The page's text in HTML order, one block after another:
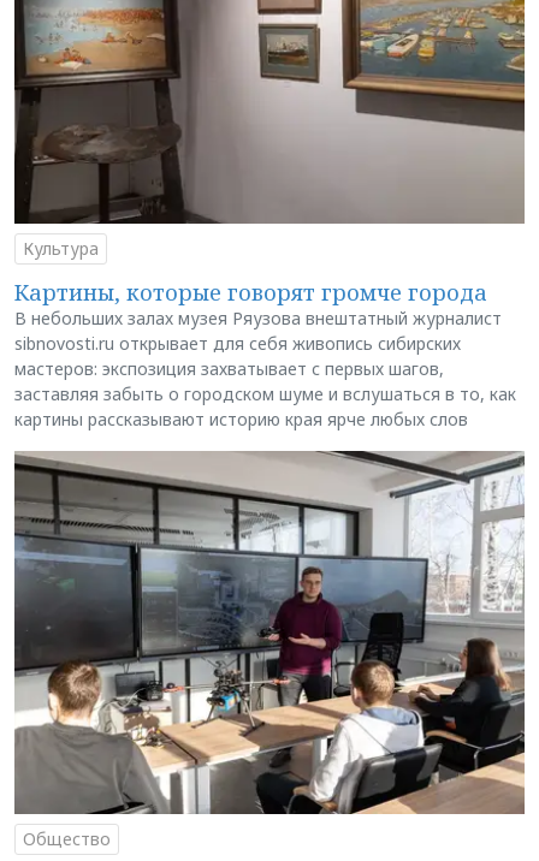
Культура
Картины, которые говорят громче города
В небольших залах музея Ряузова внештатный журналист
sibnovosti.ru открывает для себя живопись сибирских
мастеров: экспозиция захватывает с первых шагов,
заставляя забыть о городском шуме и вслушаться в то, как
картины рассказывают историю края ярче любых слов
Общество